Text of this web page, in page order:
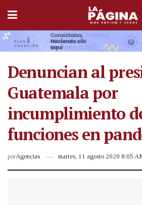
Denuncian al
Guatemala por
incumplimiento
funciones en
porAgencias martes, 11 agosto 2020 8:05